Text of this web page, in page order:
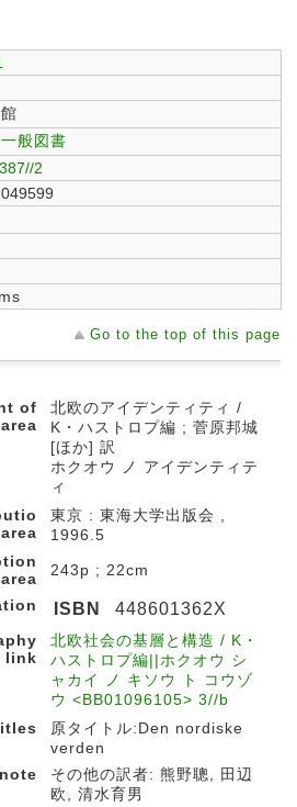
般図書
2
Go to the top of this page
of
北欧のアイデンティティ /
K・ハストロプ編 ; 菅原邦城
[ほか] 訳
ホクオウ ノ アイデンティテ
ィ
東京 : 東海大学出版会 ,
1996.5
area
243p ; 22cm
ISBN 448601362X
link
北欧社会の基層と構造 / K・
ハストロプ編||ホクオウ シ
ャカイ ノ キソウ ト コウゾ
ウ <BB01096105> 3//b
原タイトル:Den nordiske
verden
note
その他の訳者: 熊野聰, 田辺
欧, 清水育男